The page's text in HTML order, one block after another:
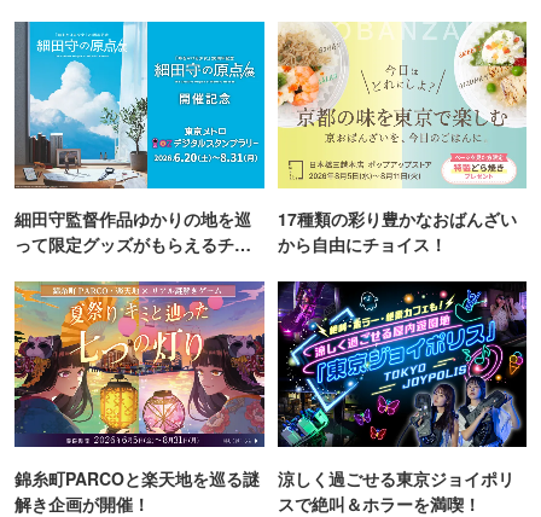
細田守監督作品ゆかりの地を巡
って限定グッズがもらえるチャ
17種類の彩り豊かなおばんざい
から自由にチョイス！
錦糸町PARCOと楽天地を巡る謎
解き企画が開催！
涼しく過ごせる東京ジョイポリ
スで絶叫＆ホラーを満喫！